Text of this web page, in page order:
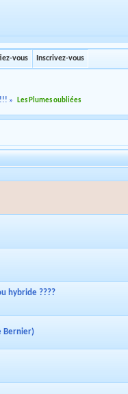
vous Inscrivez-vous
» Les Plumes oubliées
hybride ????
Bernier)